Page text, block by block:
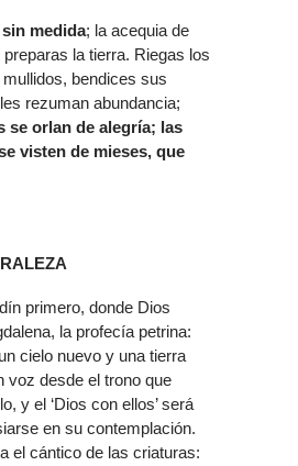
para
aumentar
disminuir
el
medida; la acequia de
la tierra. Riegas los
bendices sus
rezuman abundancia;
se orlan de alegría; las
visten de mieses, que
primero, donde Dios
la profecía petrina:
cielo nuevo y una tierra
voz desde el trono que
y el ‘Dios con ellos’ será
en su contemplación.
el cántico de las criaturas: